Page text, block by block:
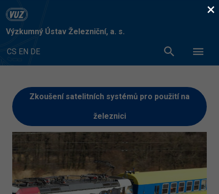
Výzkumný Ústav Železniční, a. s.
CS EN DE
Zkoušení satelitních systémů pro použití na
železnici
×